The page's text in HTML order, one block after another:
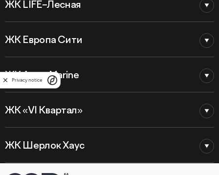
ЖК LIFE–Лесная
ЖК Европа Сити
ЖК Astra Marine
ЖК «VI Квартал»
ЖК Шерлок Хаус
Privacy notice